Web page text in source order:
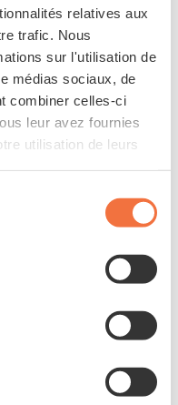
relatives aux
trafic. Nous
sur l'utilisation de
médias sociaux, de
combiner celles-ci
leur avez fournies
utilisation de leurs